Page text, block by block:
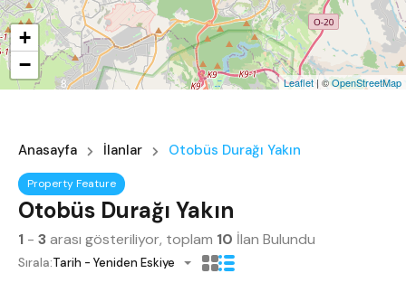
8
+
−
Leaflet | ©OpenStreetMap
Anasayfa İlanlar Otobüs Durağı Yakın
Property Feature
Otobüs Durağı Yakın
1 - 3arası gösteriliyor, toplam 10 İlan Bulundu
Sırala:Tarih - Yeniden Eskiye